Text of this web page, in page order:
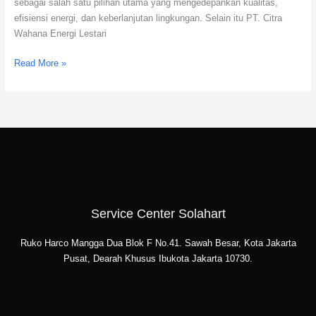
sebagai salah satu pilihan utama yang mengedepankan kualitas,
efisiensi energi, dan keberlanjutan lingkungan. Selain itu PT. Citra
Wahana Energi Lestari
Read More »
Service Center Solahart
Ruko Harco Mangga Dua Blok F No.41. Sawah Besar, Kota Jakarta
Pusat, Dearah Khusus Ibukota Jakarta 10730.